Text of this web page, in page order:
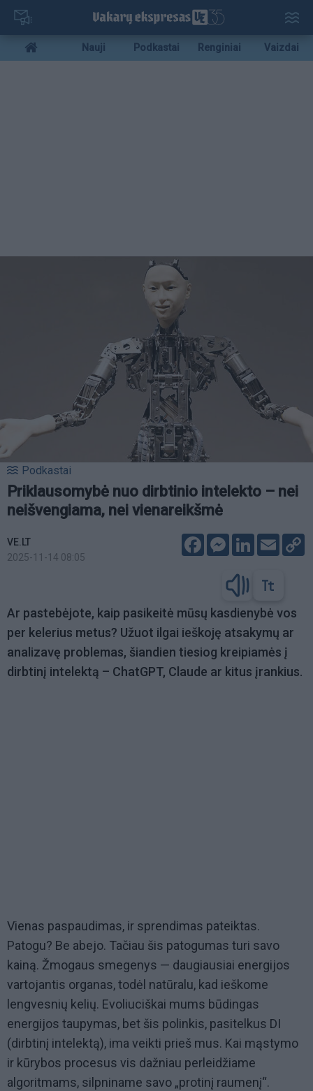
Pereiti
pagrindinį
turinį
Mobile
menu
Nauji Podkastai Renginiai Vaizdai
Podkastai
Priklausomybė nuo dirbtinio intelekto – nei
neišvengiama, nei vienareikšmė
VE.LT
2025-11-14 08:05
FacebookMessenger
LinkedIn
Email
Ar pastebėjote, kaip pasikeitė mūsų kasdienybė vos
per kelerius metus? Užuot ilgai ieškoję atsakymų ar
analizavę problemas, šiandien tiesiog kreipiamės į
dirbtinį intelektą – ChatGPT, Claude ar kitus įrankius.
Vienas paspaudimas, ir sprendimas pateiktas.
Patogu? Be abejo. Tačiau šis patogumas turi savo
kainą. Žmogaus smegenys — daugiausiai energijos
vartojantis organas, todėl natūralu, kad ieškome
lengvesnių kelių. Evoliuciškai mums būdingas
energijos taupymas, bet šis polinkis, pasitelkus DI
(dirbtinį intelektą), ima veikti prieš mus. Kai mąstymo
ir kūrybos procesus vis dažniau perleidžiame
algoritmams, silpniname savo „protinį raumenį“.